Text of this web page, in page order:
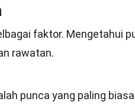
faktor. Mengetahui
rawatan.
punca yang paling